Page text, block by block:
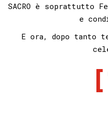
SACRO è soprattutto
e
E ora, dopo tanto